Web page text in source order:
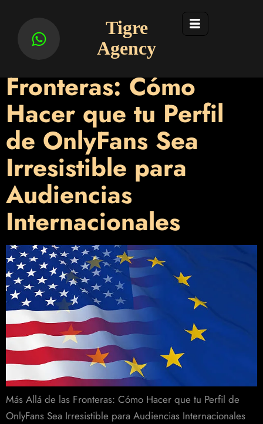
Tigre
Agency
Tag: Miami
Más Allá de las
Fronteras: Cómo
Hacer que tu Perfil
de OnlyFans Sea
Irresistible para
Audiencias
Internacionales
Más Allá de las Fronteras: Cómo Hacer que tu Perfil de
OnlyFans Sea Irresistible para Audiencias Internacionales